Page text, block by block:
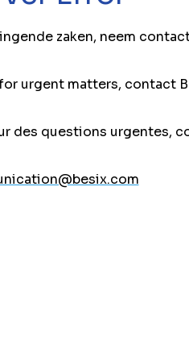
zaken, neem
urgent matters, contact
des questions urgentes,